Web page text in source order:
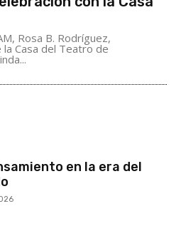
Rosa B. Rodríguez,
Casa del Teatro de
en la era del